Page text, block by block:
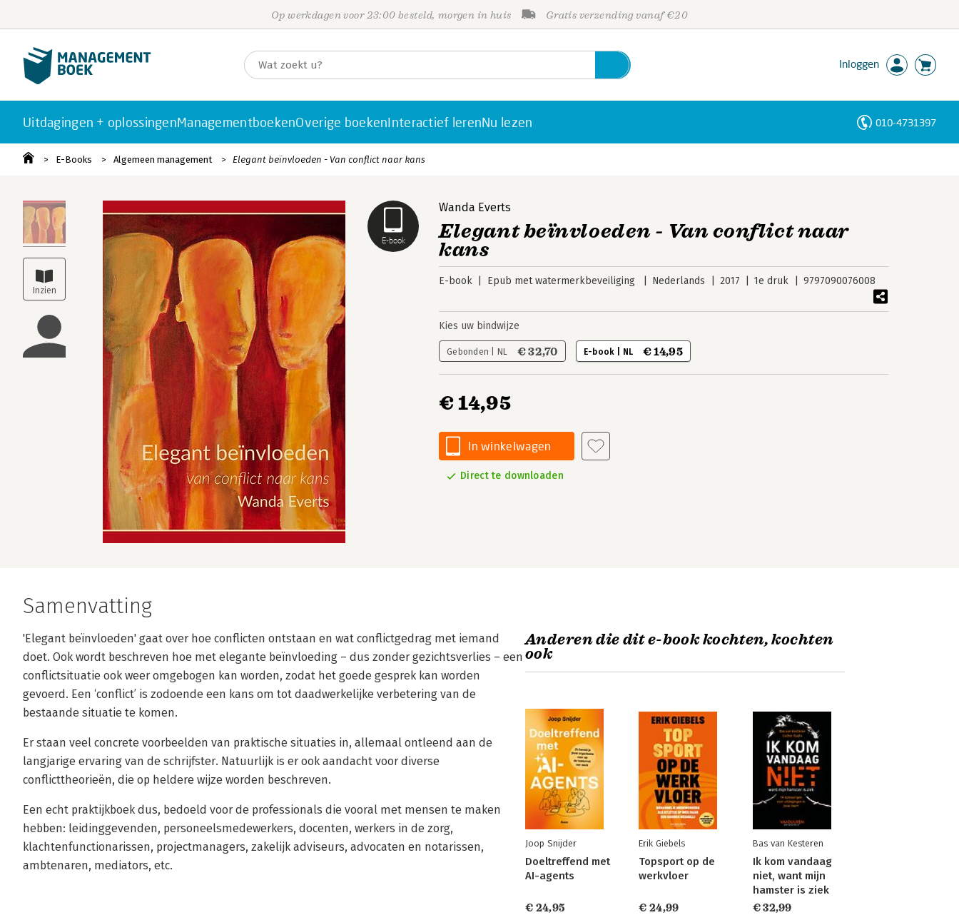
Op werkdagen voor 23:00 besteld, morgen in huis Gratis verzending vanaf €20
Inloggen
Uitdagingen + oplossingenManagementboekenOverige boekenInteractief lerenNu lezen 010-4731397
E-Books Algemeen management Elegant beïnvloeden - Van conflict naar kans
E-book
Wanda Everts
Elegant beïnvloeden - Van conflict naar
kans
E-book Epub met watermerkbeveiliging Nederlands 2017 1e druk 9797090076008
Kies uw bindwijze
Gebonden | NL € 32,70 E-book | NL € 14,95
€ 14,95
In winkelwagen
Direct te downloaden
Samenvatting
'Elegant beïnvloeden' gaat over hoe conflicten ontstaan en wat conflictgedrag met iemand
doet. Ook wordt beschreven hoe met elegante beïnvloeding – dus zonder gezichtsverlies – een
conflictsituatie ook weer omgebogen kan worden, zodat het goede gesprek kan worden
gevoerd. Een ‘conflict’ is zodoende een kans om tot daadwerkelijke verbetering van de
bestaande situatie te komen.
Er staan veel concrete voorbeelden van praktische situaties in, allemaal ontleend aan de
langjarige ervaring van de schrijfster. Natuurlijk is er ook aandacht voor diverse
conflicttheorieën, die op heldere wijze worden beschreven.
Een echt praktijkboek dus, bedoeld voor de professionals die vooral met mensen te maken
hebben: leidinggevenden, personeelsmedewerkers, docenten, werkers in de zorg,
klachtenfunctionarissen, projectmanagers, zakelijk adviseurs, advocaten en notarissen,
ambtenaren, mediators, etc.
Anderen die dit e-book kochten, kochten
ook
Joop Snijder
Doeltreffend met
AI-agents
€ 24,95
Erik Giebels
Topsport op de
werkvloer
€ 24,99
Bas van Kesteren
Ik kom vandaag
niet, want mijn
hamster is ziek
€ 32,99
Personen